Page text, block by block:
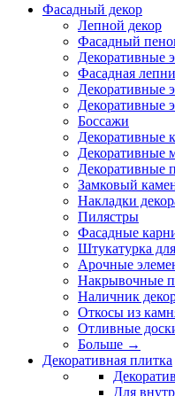
Фасадный декор
Лепной декор
Фасадный
Декоративные
Фасадная
Декоративные
Декоративные
Боссажи
Декоративные
Декоративные
Декоративные
Замковый
Накладки
Пилястры
Фасадные
Штукатурка
Арочные
Накрывочные
Наличник
Откосы из
Отливные
Больше →
Декоративная плитка
Для